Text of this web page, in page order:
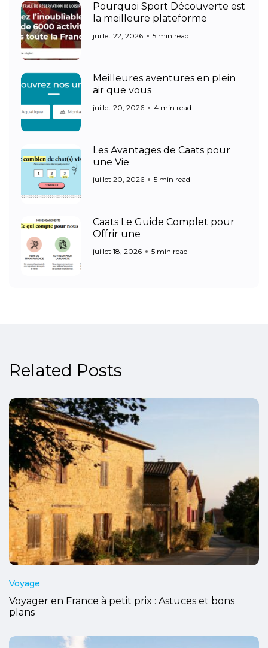
Pourquoi Sport Découverte est
la meilleure plateforme
juillet 22, 2026 5 min read
Meilleures aventures en plein
air que vous
juillet 20, 2026 4 min read
Les Avantages de Caats pour
une Vie
juillet 20, 2026 5 min read
Caats Le Guide Complet pour
Offrir une
juillet 18, 2026 5 min read
Related Posts
Voyage
Voyager en France à petit prix : Astuces et bons
plans